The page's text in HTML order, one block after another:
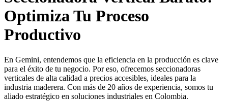
Optimiza Tu Proceso
Productivo
En Gemini, entendemos que la eficiencia en la producción es clave
para el éxito de tu negocio. Por eso, ofrecemos seccionadoras
verticales de alta calidad a precios accesibles, ideales para la
industria maderera. Con más de 20 años de experiencia, somos tu
aliado estratégico en soluciones industriales en Colombia.